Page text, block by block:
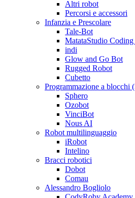
Altri robot
Percorsi e accessori
Infanzia e Prescolare
Tale-Bot
MatataStudio Coding
indi
Glow and Go Bot
Rugged Robot
Cubetto
Programmazione a blocchi
Sphero
Ozobot
VinciBot
Nous AI
Robot multilinguaggio
iRobot
Intelino
Bracci robotici
Dobot
Comau
Alessandro Bogliolo